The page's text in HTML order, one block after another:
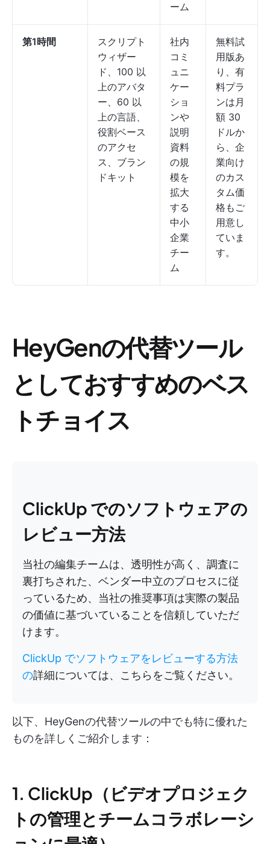
ーム
第1時間
スクリプト
ウィザー
ド、100 以
上のアバタ
ー、60 以
上の言語、
役割ベース
のアクセ
ス、ブラン
ドキット
社内
コミ
ュニ
ケー
ショ
ンや
説明
資料
の規
模を
拡大
する
中小
企業
チー
ム
無料試
用版あ
り、有
料プラ
ンは月
額 30
ドルか
ら、企
業向け
のカス
タム価
格もご
用意し
ていま
す。
HeyGenの代替ツール
としておすすめのベス
トチョイス
ClickUp でのソフトウェアの
レビュー方法
当社の編集チームは、透明性が高く、調査に
裏打ちされた、ベンダー中立のプロセスに従
っているため、当社の推奨事項は実際の製品
の価値に基づいていることを信頼していただ
けます。
ClickUp でソフトウェアをレビューする方法
の詳細については、こちらをご覧ください。
以下、HeyGenの代替ツールの中でも特に優れた
ものを詳しくご紹介します：
1. ClickUp（ビデオプロジェク
トの管理とチームコラボレーシ